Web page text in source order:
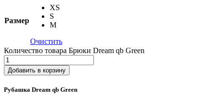
Размер
XS
S
M
Очистить
Количество товара Брюки Dream qb Green
Добавить в корзину
Рубашка Dream qb Green